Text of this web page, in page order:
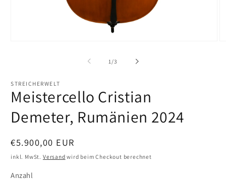
1 /von
3
STREICHERWELT
Meistercello Cristian
Demeter, Rumänien 2024
Normaler
Preis
€5.900,00 EUR
inkl. MwSt. Versand wird beim Checkout berechnet
Anzahl